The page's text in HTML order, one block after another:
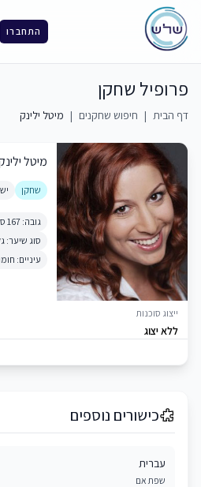
התחברו
פרופיל שחקן
דף הבית | חיפוש שחקנים | מיטל ילינק
ייצוג סוכנות
ללא יצוג
מיטל
שחקן
גובה: 167 ס״מ
סוג שיער:
עיניים:
כישורים נוספים
עברית
שפת אם